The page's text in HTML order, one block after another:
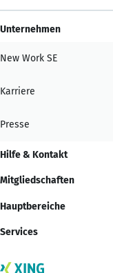
Unternehmen
New Work SE
Karriere
Presse
Hilfe & Kontakt
Mitgliedschaften
Hauptbereiche
Services